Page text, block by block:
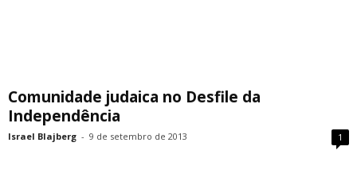
Comunidade judaica no Desfile da
Independência
Israel Blajberg - 9 de setembro de 2013 1